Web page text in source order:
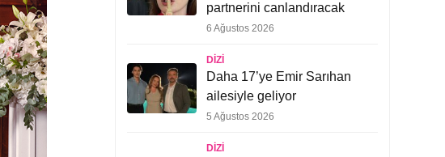
partnerini canlandıracak
6 Ağustos 2026
DIZI
Daha 17’ye Emir Sarıhan
ailesiyle geliyor
5 Ağustos 2026
DIZI